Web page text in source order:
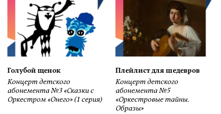
Голубой щенок
Концерт детского
абонемента №3 «Сказки с
Оркестром «Онего» (1 серия)
Плейлист для шедевров
Концерт детского
абонемента №5
«Оркестровые тайны.
Образы»